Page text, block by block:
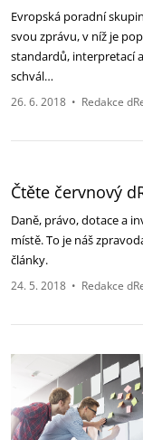
Evropská poradní
svou zprávu, v níž je
standardů, interpretací
schvál…
26. 6. 2018 • Redakce
Čtěte červnový
Daně, právo, dotace a
místě. To je náš
články.
24. 5. 2018 • Redakce